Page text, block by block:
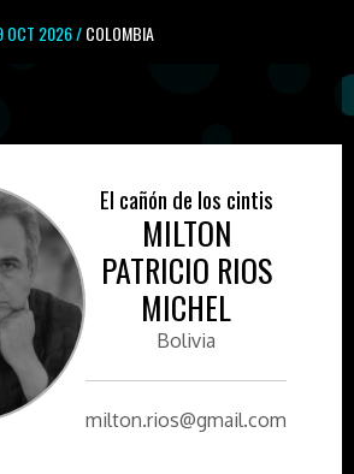
OCT 2026 /COLOMBIA
El cañón de los cintis
MILTON
PATRICIO RIOS
MICHEL
Bolivia
milton.rios@gmail.com